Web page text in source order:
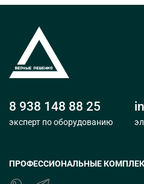
8 938 148 88 25
эксперт по оборудованию
ПРОФЕССИОНАЛЬНЫЕ